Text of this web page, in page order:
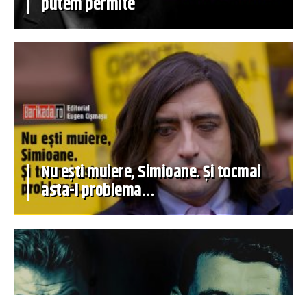
Nu ești muiere, Simioane. Și tocmai
asta-i problema…